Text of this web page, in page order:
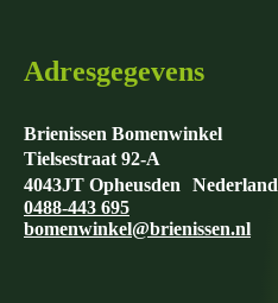
Adresgegevens
Brienissen Bomenwinkel
Tielsestraat 92-A
4043JT Opheusden Nederland
0488-443 695
bomenwinkel@brienissen.nl